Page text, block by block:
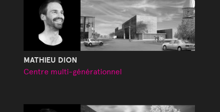
MATHIEU DION
Centre multi-générationnel